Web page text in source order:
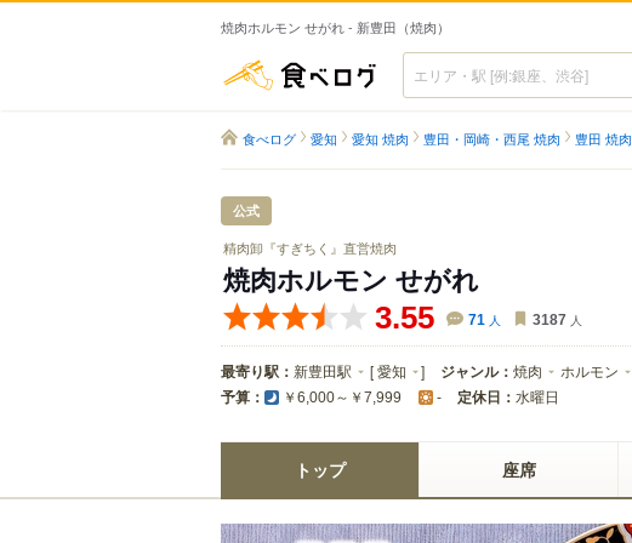
焼肉ホルモン せがれ - 新豊田（焼肉）
食べログ
食べログ 愛知 愛知 焼肉 豊田・岡崎・西尾 焼肉 豊田 焼肉
公式
精肉卸『すぎちく』直営焼肉
焼肉ホルモン せがれ
3.55 71 人 3187 人
最寄り駅： 新豊田駅 [愛知 ] ジャンル： 焼肉 ホルモン
予算： ￥6,000～￥7,999 - 定休日： 水曜日
トップ 座席